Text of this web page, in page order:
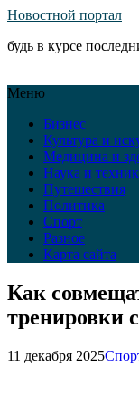
Новостной портал
будь в курсе
Меню
Бизнес
Культура и
Медицина и
Наука и
Путешествия
Политика
Спорт
Разное
Карта сайта
Как
тренировки
11 декабря 2025